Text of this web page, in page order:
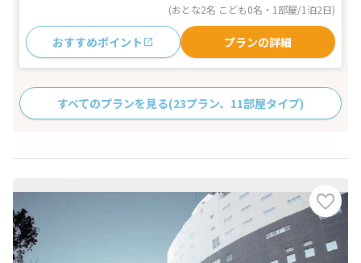
(おとな2名 こども0名・1部屋/1泊2日)
おすすめポイント プランの詳細
すべてのプランを見る(23プラン、11部屋タイプ)